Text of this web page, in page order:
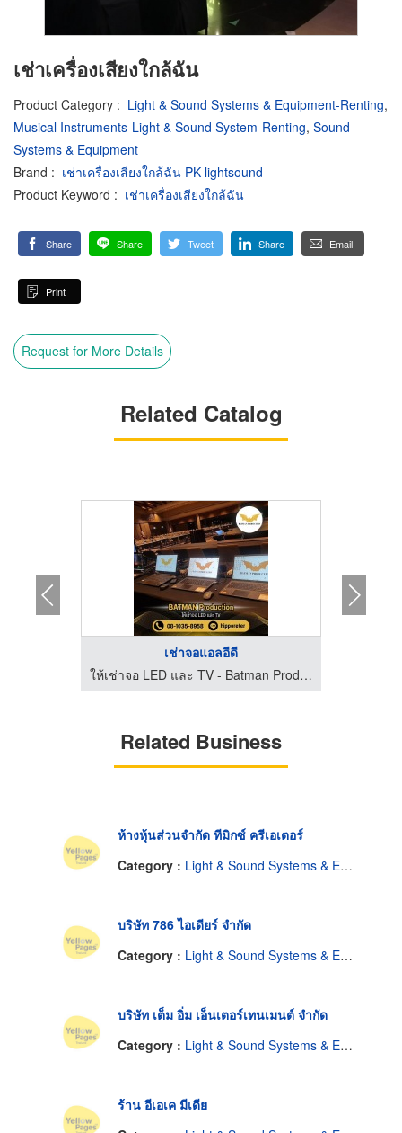
เช่าเครื่องเสียงใกล้ฉัน
Product Category : Light & Sound Systems & Equipment-Renting,
Musical Instruments-Light & Sound System-Renting, Sound
Systems & Equipment
Brand : เช่าเครื่องเสียงใกล้ฉัน PK-lightsound
Product Keyword : เช่าเครื่องเสียงใกล้ฉัน
Share Share Tweet Share Email
Print
Request for More Details
Related Catalog
เช่าจอแอลอีดี
ให้เช่าจอ LED และ TV - Batman Production
Related Business
ห้างหุ้นส่วนจำกัด ทีมิกซ์ ครีเอเตอร์
Category : Light & Sound Systems & Equipment-Renting
บริษัท 786 ไอเดียร์ จำกัด
Category : Light & Sound Systems & Equipment-Renting
บริษัท เต็ม อิ่ม เอ็นเตอร์เทนเมนต์ จำกัด
Category : Light & Sound Systems & Equipment-Renting
ร้าน อีเอเค มีเดีย